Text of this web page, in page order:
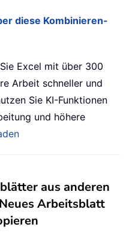
diese Kombinieren-
Excel mit über 300
Arbeit schneller und
Sie KI-Funktionen
und höhere
aus anderen
Arbeitsblatt